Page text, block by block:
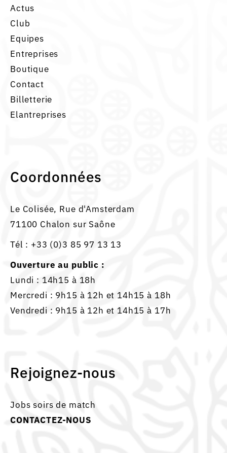
Actus
Club
Equipes
Entreprises
Boutique
Contact
Billetterie
Elantreprises
Coordonnées
Le Colisée, Rue d'Amsterdam
71100 Chalon sur Saône
Tél : +33 (0)3 85 97 13 13
Ouverture au public :
Lundi : 14h15 à 18h
Mercredi : 9h15 à 12h et 14h15 à 18h
Vendredi : 9h15 à 12h et 14h15 à 17h
Rejoignez-nous
Jobs soirs de match
CONTACTEZ-NOUS